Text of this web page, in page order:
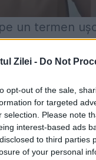
Zilei - Do Not
opt-out of the sale,
for targeted
selection. Please note
interest-based ads
to third parties
of your personal
un termen
antisistem
toate
clocotului
Şi o lasă pe
Germania,
pentru